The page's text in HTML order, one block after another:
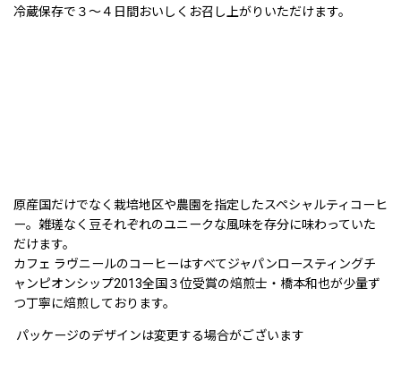
冷蔵保存で３〜４日間おいしくお召し上がりいただけます。
原産国だけでなく栽培地区や農園を指定したスペシャルティコーヒ
ー。雑瑳なく豆それぞれのユニークな風味を存分に味わっていた
だけます。
カフェ ラヴニールのコーヒーはすべてジャパンロースティングチ
ャンピオンシップ2013全国３位受賞の焙煎士・橋本和也が少量ず
つ丁寧に焙煎しております。
パッケージのデザインは変更する場合がございます